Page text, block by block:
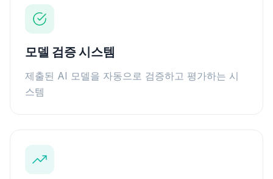
모델 검증 시스템
제출된 AI 모델을 자동으로 검증하고 평가하는 시
스템